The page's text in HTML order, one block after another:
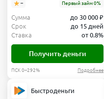
– Первый займ 0%
Сумма
до 30 000 ₽
Срок
до 15 дней
Ставка
от 0.8%
Получить деньги
ПСК 0–292% Подробнее
Быстроденьги